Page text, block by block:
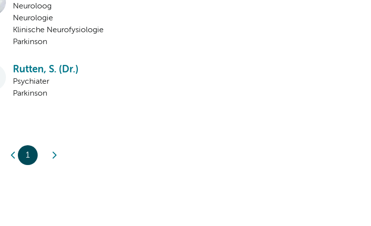
Neuroloog
Neurologie
Klinische Neurofysiologie
Parkinson
Rutten, S. (Dr.)
Psychiater
Parkinson
1